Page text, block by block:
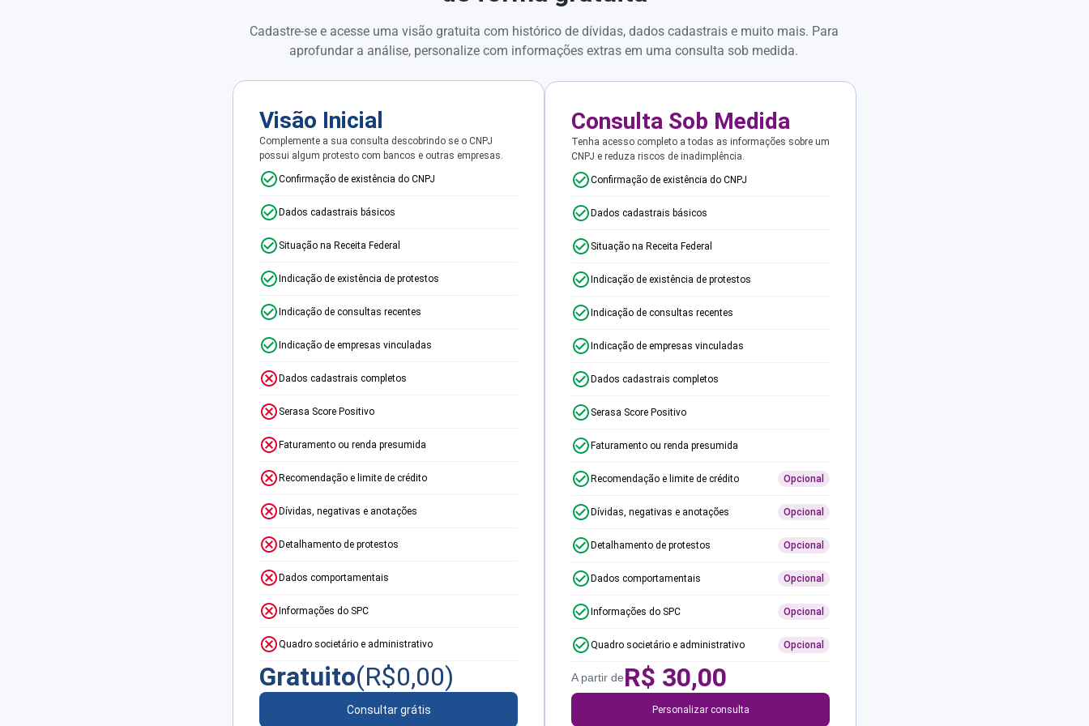
Cadastre-se e acesse uma visão gratuita com histórico de dívidas, dados cadastrais e muito mais. Para
aprofundar a análise, personalize com informações extras em uma consulta sob medida.
Visão Inicial
Complemente a sua consulta descobrindo se o CNPJ
possui algum protesto com bancos e outras empresas.
Confirmação de existência do CNPJ
Dados cadastrais básicos
Situação na Receita Federal
Indicação de existência de protestos
Indicação de consultas recentes
Indicação de empresas vinculadas
Dados cadastrais completos
Serasa Score Positivo
Faturamento ou renda presumida
Recomendação e limite de crédito
Dívidas, negativas e anotações
Detalhamento de protestos
Dados comportamentais
Informações do SPC
Quadro societário e administrativo
Gratuito(R$0,00)
Consultar grátis
Consulta Sob Medida
Tenha acesso completo a todas as informações sobre um
CNPJ e reduza riscos de inadimplência.
Confirmação de existência do CNPJ
Dados cadastrais básicos
Situação na Receita Federal
Indicação de existência de protestos
Indicação de consultas recentes
Indicação de empresas vinculadas
Dados cadastrais completos
Serasa Score Positivo
Faturamento ou renda presumida
Recomendação e limite de crédito Opcional
Dívidas, negativas e anotações Opcional
Detalhamento de protestos Opcional
Dados comportamentais Opcional
Informações do SPC Opcional
Quadro societário e administrativo Opcional
A partir deR$ 30,00
Personalizar consulta